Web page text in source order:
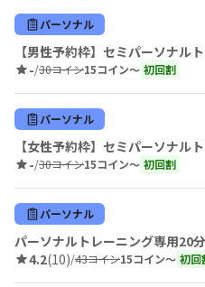
パーソナル
【男性予約枠】セミパーソナル
-/30コイン15コイン〜 初回割
パーソナル
【女性予約枠】セミパーソナル
-/30コイン15コイン〜 初回割
パーソナル
パーソナルトレーニング専用20分
4.2(10)/43コイン15コイン〜 初回